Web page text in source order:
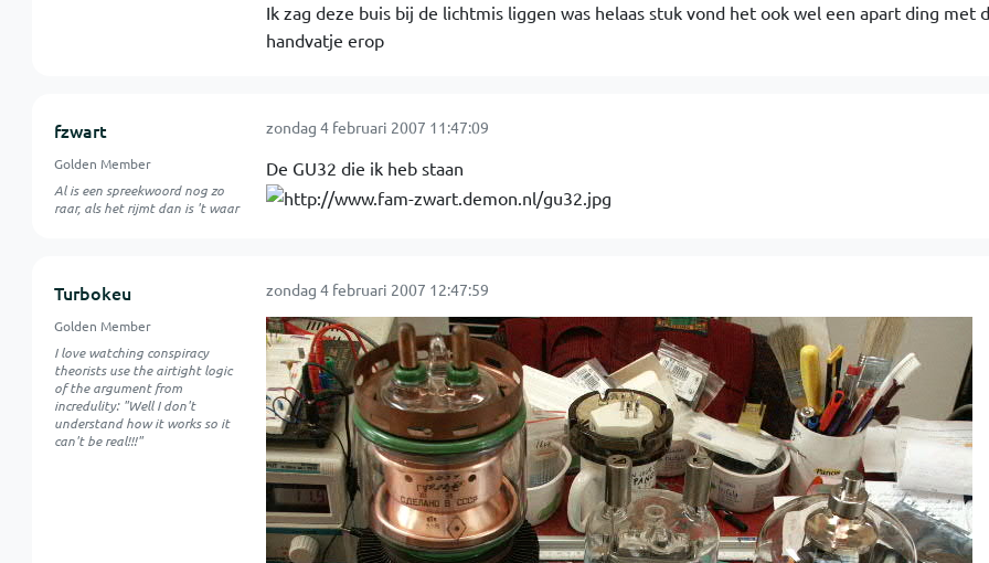
Ik zag deze buis bij de lichtmis liggen was helaas stuk vond het ook wel een apart ding met
handvatje erop
fzwart
Golden Member
Al is een spreekwoord nog zo
raar, als het rijmt dan is 't waar
zondag 4 februari 2007 11:47:09
De GU32 die ik heb staan
Turbokeu
Golden Member
I love watching conspiracy
theorists use the airtight logic
of the argument from
incredulity: "Well I don't
understand how it works so it
can't be real!!!"
zondag 4 februari 2007 12:47:59